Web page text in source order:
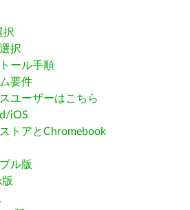
択
択
ール手順
要件
ユーザーはこちら
iOS
トアとChromebook
ル版